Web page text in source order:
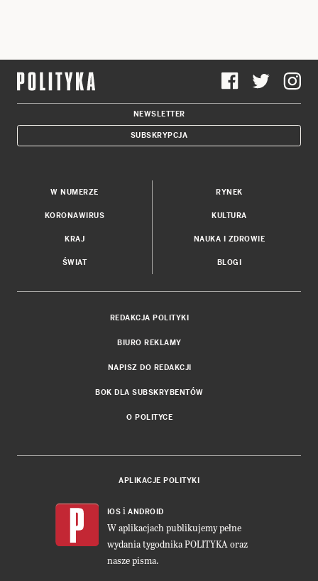
NEWSLETTER
SUBSKRYPCJA
W NUMERZE
KORONAWIRUS
KRAJ
ŚWIAT
RYNEK
KULTURA
NAUKA I ZDROWIE
BLOGI
REDAKCJA POLITYKI
BIURO REKLAMY
NAPISZ DO REDAKCJI
BOK DLA SUBSKRYBENTÓW
O POLITYCE
APLIKACJE POLITYKI
IOS i ANDROID
W aplikacjach publikujemy pełne
wydania tygodnika POLITYKA oraz
nasze pisma.